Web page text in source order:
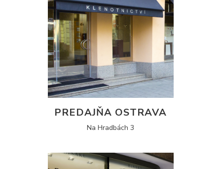
PREDAJŇA OSTRAVA
Na Hradbách 3